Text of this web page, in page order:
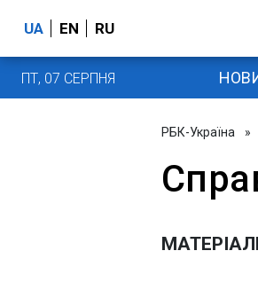
UA EN RU
ПТ, 07 СЕРПНЯ
РБК-Україна »